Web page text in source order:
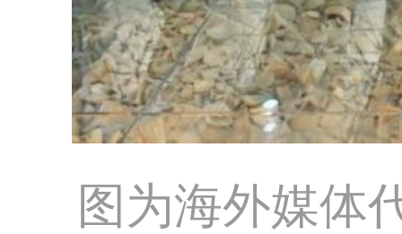
图为海外媒体